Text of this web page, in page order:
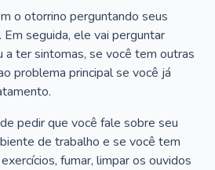
o otorrino perguntando seus
seguida, ele vai perguntar
a ter sintomas, se você tem outras
problema principal se você já
pedir que você fale sobre seu
de trabalho e se você tem
fumar, limpar os ouvidos